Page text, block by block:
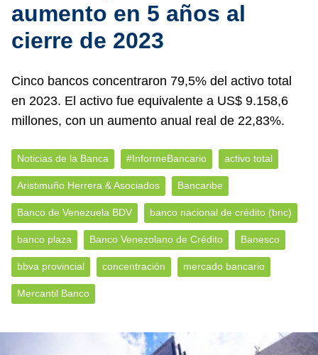
aumento en 5 años al
cierre de 2023
Cinco bancos concentraron 79,5% del activo total
en 2023. El activo fue equivalente a US$ 9.158,6
millones, con un aumento anual real de 22,83%.
Noticias de la Banca #InformeBancario activo total
Aristimuño Herrera & Asociados Bancaribe
Banco de Venezuela BDV banco nacional de crédito (bnc)
banco plaza Banco Venezolano de Crédito Banesco
bbva provincial concentración mercado bancario
Mercantil Banco